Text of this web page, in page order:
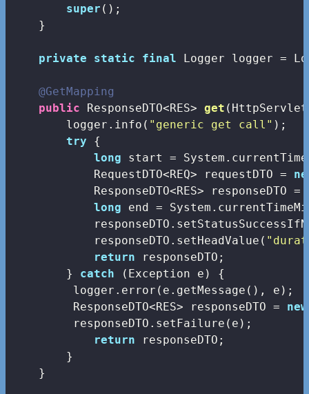
super ();
    }
private static final Logger logger =
@GetMapping
public ResponseDTO<RES> get
        logger.info(
"generic get call" );
try {
long start =
            RequestDTO<REQ> requestDTO =
ResponseDTO<RES> responseDTO =
long end =
            responseDTO.setHeadValue(
return responseDTO;
        }
catch (Exception e) {
         logger.error(e.getMessage(), e);
         ResponseDTO<RES> responseDTO =
new
         responseDTO.setFailure(e);
return responseDTO;
        }
    }